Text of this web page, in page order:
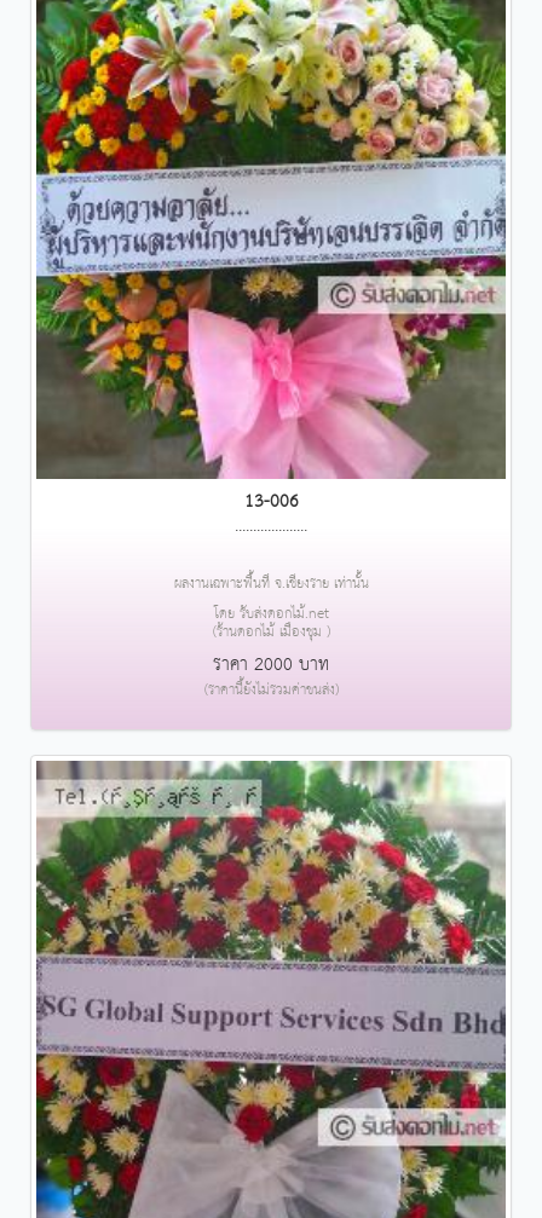
13-006
....................
ผลงานเฉพาะพื้นที่ จ.เชียงราย เท่านั้น
โดย รับส่งดอกไม้.net
(ร้านดอกไม้ เมืองชุม )
ราคา 2000 บาท
(ราคานี้ยังไม่รวมค่าขนส่ง)